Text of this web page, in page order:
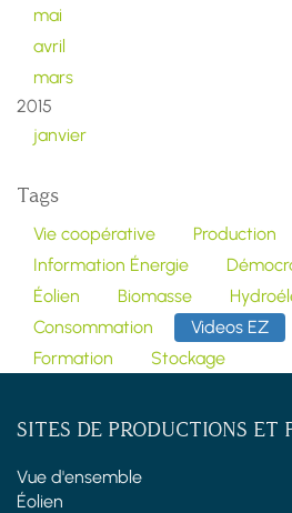
mai
avril
mars
2015
janvier
Tags
Vie coopérative
Production
Information Énergie
Éolien
Biomasse
Consommation
Videos EZ
Formation
Stockage
SITES DE PRODUCTIONS ET
Vue d'ensemble
Éolien